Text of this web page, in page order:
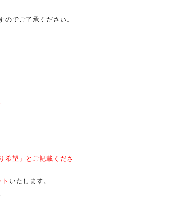
でご了承ください。
希望」とご記載くださ
いたします。